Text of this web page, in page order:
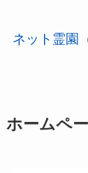
ネット霊園
ホームペ